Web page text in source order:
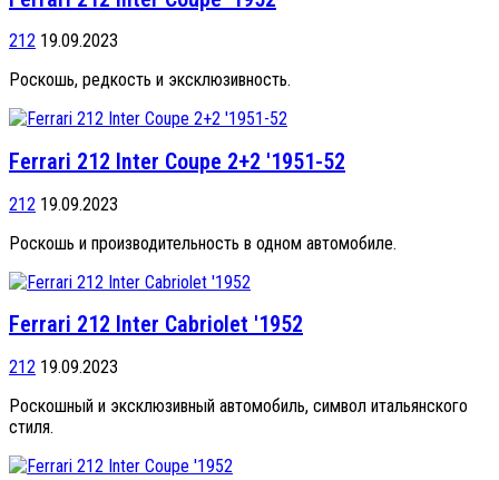
212 19.09.2023
Роскошь, редкость и эксклюзивность.
Ferrari 212 Inter Coupe 2+2 '1951-52
212 19.09.2023
Роскошь и производительность в одном автомобиле.
Ferrari 212 Inter Cabriolet '1952
212 19.09.2023
Роскошный и эксклюзивный автомобиль, символ итальянского
стиля.